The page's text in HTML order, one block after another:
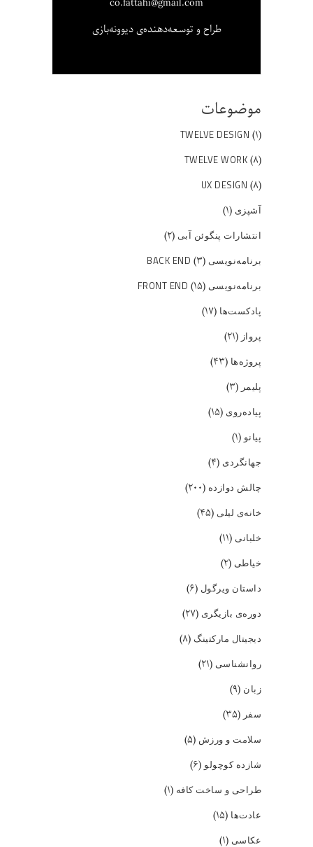
طراح و توسعه‌دهنده‌ی دیوونه‌بازی
موضوعات
TWELVE DESIGN (۱)
TWELVE WORK (۸)
UX DESIGN (۸)
آشپزی (۱)
انتشارات پنگوئن آبی (۲)
برنامه‌نویسی BACK END (۳)
برنامه‌نویسی FRONT END (۱۵)
پادکست‌ها (۱۷)
پرواز (۲۱)
پروژه‌ها (۴۳)
پلیمر (۳)
پیاده‌روی (۱۵)
پیانو(۱)
جهانگردی (۴)
چالش دوازده (۲۰۰)
خانه‌ی لیلی (۴۵)
خلبانی (۱۱)
خیاطی (۲)
داستان ویرگول (۶)
دوره‌ی بازیگری (۲۷)
دیجیتال مارکتینگ (۸)
روانشناسی (۲۱)
زبان (۹)
سفر (۳۵)
سلامت و ورزش (۵)
شازده کوچولو(۶)
طراحی و ساخت کافه (۱)
عادت‌ها (۱۵)
عکاسی (۱)